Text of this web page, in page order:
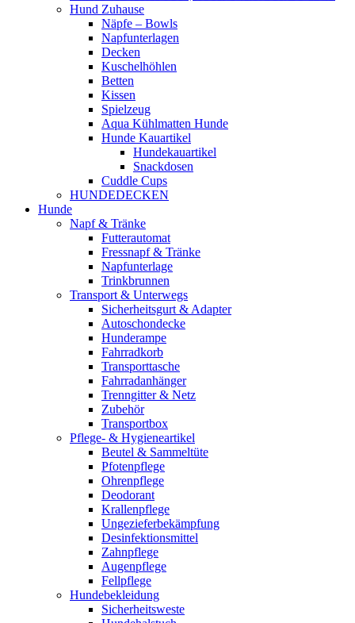
Hund Zuhause
Näpfe – Bowls
Napfunterlagen
Decken
Kuschelhöhlen
Betten
Kissen
Spielzeug
Aqua Kühlmatten Hunde
Hunde Kauartikel
Hundekauartikel
Snackdosen
Cuddle Cups
HUNDEDECKEN
Hunde
Napf & Tränke
Futterautomat
Fressnapf & Tränke
Napfunterlage
Trinkbrunnen
Transport & Unterwegs
Sicherheitsgurt & Adapter
Autoschondecke
Hunderampe
Fahrradkorb
Transporttasche
Fahrradanhänger
Trenngitter & Netz
Zubehör
Transportbox
Pflege- & Hygieneartikel
Beutel & Sammeltüte
Pfotenpflege
Ohrenpflege
Deodorant
Krallenpflege
Ungezieferbekämpfung
Desinfektionsmittel
Zahnpflege
Augenpflege
Fellpflege
Hundebekleidung
Sicherheitsweste